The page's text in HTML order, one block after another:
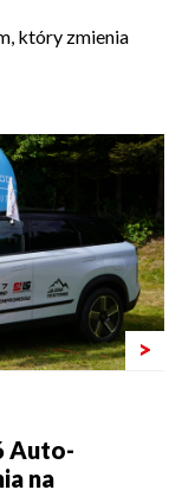
który zmienia
>
Auto-
na